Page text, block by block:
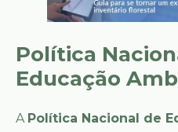
Política
Educação
A Política Nacional de